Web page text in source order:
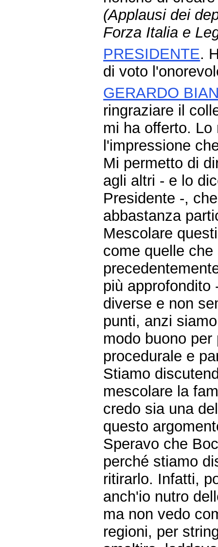
(Applausi dei
Forza Italia e
PRESIDENTE.
di voto
GERARDO
ringraziare il
mi ha offerto.
l'impressione
Mi permetto di
agli altri - e lo
Presidente -,
abbastanza
Mescolare
come quelle
più approfondito
diverse e non
punti, anzi
modo buono
procedurale e
Stiamo
mescolare la
credo sia una
questo
Speravo che
perché stiamo
ritirarlo. Infatti,
anch'io nutro
ma non vedo
regioni, per